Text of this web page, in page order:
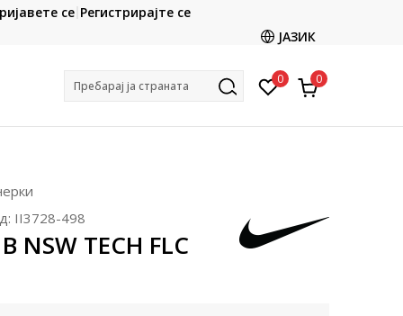
CLICK & COLLECT
со картичка online и подигнете во продавницата
се Регистрирајте се
ЈАЗИК
Пребарај ја страната 0 0
II3728-498
NSW TECH FLC